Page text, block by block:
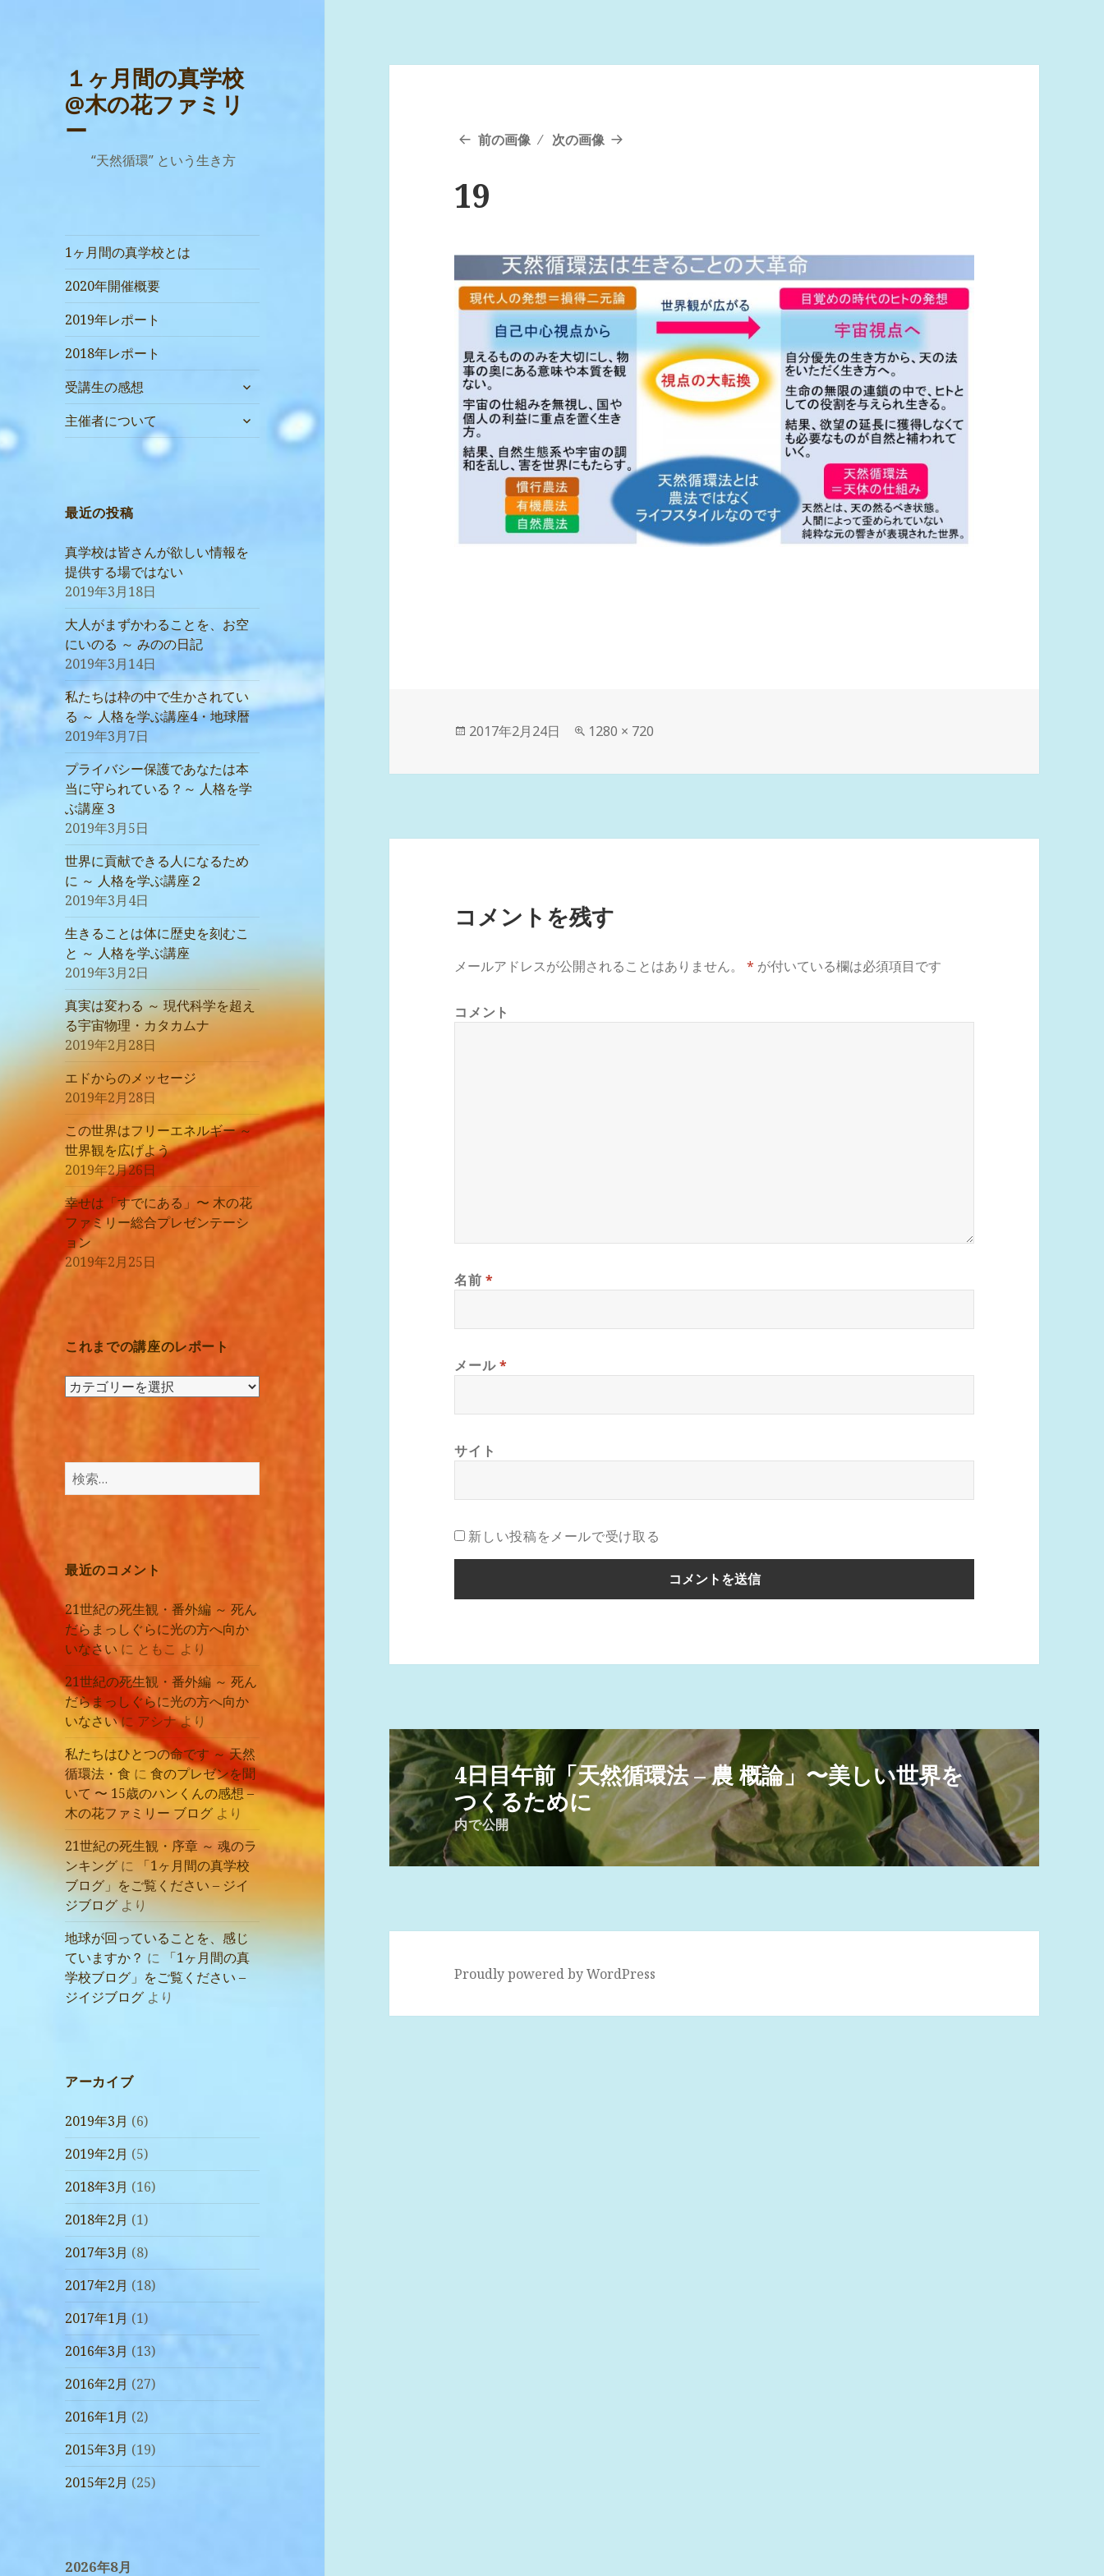
１ヶ月間の真学校
@木の花ファミリ
ー
“天然循環” という生き方
1ヶ月間の真学校とは
2020年開催概要
2019年レポート
2018年レポート
受講生の感想
サ
ブ
メ
ニ
主催者について
サ
ブ
展
最近の投稿
真学校は皆さんが欲しい情報を
提供する場ではない
2019年3月18日
大人がまずかわることを、お空
にいのる ～ みのの日記
2019年3月14日
私たちは枠の中で生かされてい
る ～ 人格を学ぶ講座4・地球暦
2019年3月7日
プライバシー保護であなたは本
当に守られている？～ 人格を学
ぶ講座３
2019年3月5日
世界に貢献できる人になるため
に ～ 人格を学ぶ講座２
2019年3月4日
生きることは体に歴史を刻むこ
と ～ 人格を学ぶ講座
2019年3月2日
真実は変わる ～ 現代科学を超え
る宇宙物理・カタカムナ
2019年2月28日
エドからのメッセージ
2019年2月28日
この世界はフリーエネルギー ～
世界観を広げよう
2019年2月26日
幸せは「すでにある」〜 木の花
ファミリー総合プレゼンテーシ
ョン
2019年2月25日
これまでの講座のレポート
こ
の
講
ポ
ー
ト
検
索:
最近のコメント
21世紀の死生観・番外編 ～ 死ん
だらまっしぐらに光の方へ向か
いなさい に ともこ より
21世紀の死生観・番外編 ～ 死ん
だらまっしぐらに光の方へ向か
いなさいに アシナより
私たちはひとつの命です ～ 天然
循環法・食 に食のプレゼンを聞
いて 〜 15歳のハンくんの感想 –
木の花ファミリー ブログ より
21世紀の死生観・序章 ～ 魂のラ
ンキング に
「1ヶ月間の真学校
ブログ」をご覧ください – ジイ
ジブログより
地球が回っていることを、感じ
ていますか？ に
「1ヶ月間の真
学校ブログ」をご覧ください –
ジイジブログ より
アーカイブ
2019年3月 (6)
2019年2月 (5)
2018年3月 (16)
2018年2月 (1)
2017年3月 (8)
2017年2月 (18)
2017年1月 (1)
2016年3月 (13)
2016年2月 (27)
2016年1月 (2)
2015年3月 (19)
2015年2月 (25)
2026年8月
前の画像 次の画像
19
投
日:
2017年2月24日
フ
サ
1280 × 720
コメントを残す
メールアドレスが公開されることはありません。 * が付いている欄は必須項目です
コメント
名前*
メール*
サイト
新しい投稿をメールで受け取る
投
稿
ナ
ビ
ゲ
ー
4日目午前「天然循環法 – 農 概論」〜美しい世界を
つくるために
内で公開
Proudly powered by WordPress